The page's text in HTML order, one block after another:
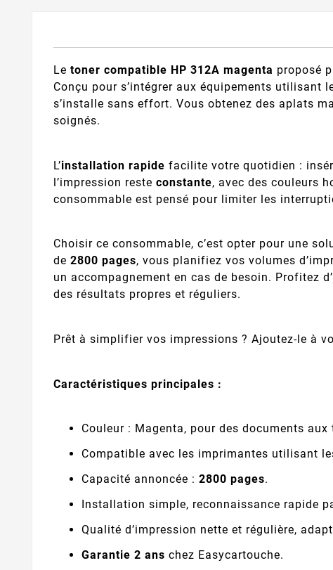
Le toner compatible HP 312A magenta proposé
Conçu pour s’intégrer aux équipements utilisant
s’installe sans effort. Vous obtenez des aplats
soignés.
L’installation rapide facilite votre quotidien :
l’impression reste constante, avec des couleurs
consommable est pensé pour limiter les
Choisir ce consommable, c’est opter pour une
de 2800 pages, vous planifiez vos volumes
un accompagnement en cas de besoin. Profitez
des résultats propres et réguliers.
Prêt à simplifier vos impressions ? Ajoutez-le à
Caractéristiques principales :
Couleur : Magenta, pour des documents
Compatible avec les imprimantes utilisant
Capacité annoncée : 2800 pages.
Installation simple, reconnaissance rapide
Qualité d’impression nette et régulière,
Garantie 2 ans chez Easycartouche.